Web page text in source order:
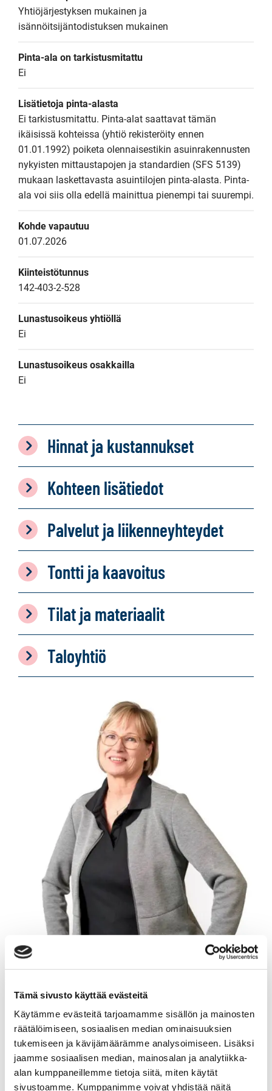
Tämä sivusto käyttää evästeitä
Käytämme evästeitä tarjoamamme sisällön ja mainosten
räätälöimiseen, sosiaalisen median ominaisuuksien
tukemiseen ja kävijämäärämme analysoimiseen. Lisäksi
jaamme sosiaalisen median, mainosalan ja analytiikka-
alan kumppaneillemme tietoja siitä, miten käytät
sivustoamme. Kumppanimme voivat yhdistää näitä
Yhtiöjärjestyksen mukainen ja
isännöitsijäntodistuksen mukainen
Pinta-ala on tarkistusmitattu
Ei
Lisätietoja pinta-alasta
Ei tarkistusmitattu. Pinta-alat saattavat tämän
ikäisissä kohteissa (yhtiö rekisteröity ennen
01.01.1992) poiketa olennaisestikin asuinrakennusten
nykyisten mittaustapojen ja standardien (SFS 5139)
mukaan laskettavasta asuintilojen pinta-alasta. Pinta-
ala voi siis olla edellä mainittua pienempi tai suurempi.
Kohde vapautuu
01.07.2026
Kiinteistötunnus
142-403-2-528
Lunastusoikeus yhtiöllä
Ei
Lunastusoikeus osakkailla
Ei
Hinnat ja kustannukset
Kohteen lisätiedot
Palvelut ja liikenneyhteydet
Tontti ja kaavoitus
Tilat ja materiaalit
Taloyhtiö
TARJA PAAVOLAINEN
Kiinteistönvälittäjä LKV
Sp-Koti Kouvola | Kodikkain Oy , 3182309-3